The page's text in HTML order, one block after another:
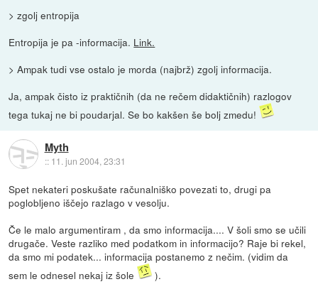
> zgolj entropija
Entropija je pa -informacija. Link.
> Ampak tudi vse ostalo je morda (najbrž) zgolj informacija.
Ja, ampak čisto iz praktičnih (da ne rečem didaktičnih) razlogov
tega tukaj ne bi poudarjal. Se bo kakšen še bolj zmedu!
Myth
:: 11. jun 2004, 23:31
Spet nekateri poskušate računalniško povezati to, drugi pa
poglobljeno iščejo razlago v vesolju.
Če le malo argumentiram , da smo informacija.... V šoli smo se učili
drugače. Veste razliko med podatkom in informacijo? Raje bi rekel,
da smo mi podatek... informacija postanemo z nečim. (vidim da
sem le odnesel nekaj iz šole
).